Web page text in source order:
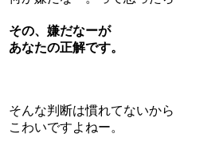
その、嫌だなーが
あなたの正解です。
そんな判断は慣れてないから
こわいですよねー。